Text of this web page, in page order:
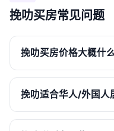
挽叻买房常见问题
挽叻买房价格大概什
挽叻适合华人/外国人